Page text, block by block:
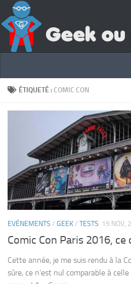
ÉTIQUETÉ : COMIC CON
EVÉNEMENTS / GEEK/ TESTS 15 NOV,
Comic Con Paris 2016, ce
Cette année, je me suis rendu à la
sûre, ce n’est nul comparable à